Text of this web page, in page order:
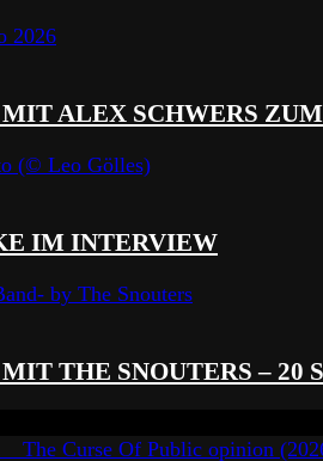
ALEX SCHWERS
IM INTERVIEW
THE SNOUTERS – 20